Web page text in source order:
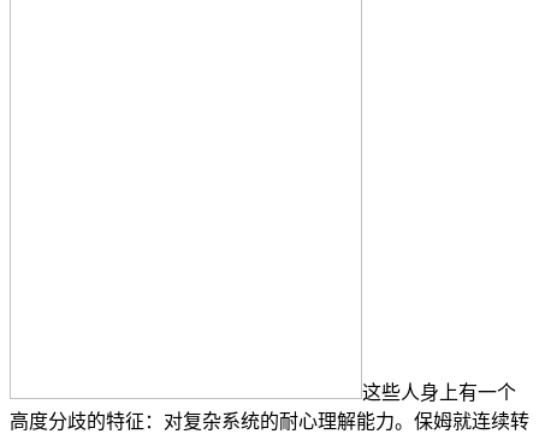
这些人身上有一个
高度分歧的特征：对复杂系统的耐心理解能力。保姆就连续转